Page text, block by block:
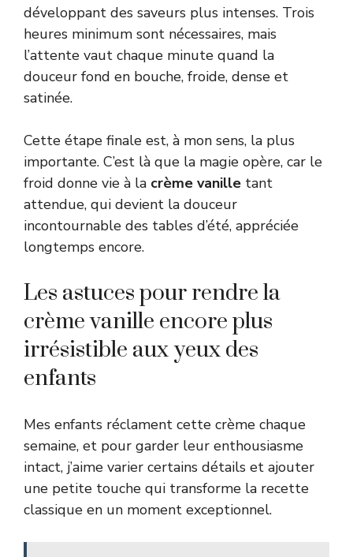
développant des saveurs plus intenses. Trois
heures minimum sont nécessaires, mais
l’attente vaut chaque minute quand la
douceur fond en bouche, froide, dense et
satinée.
Cette étape finale est, à mon sens, la plus
importante. C’est là que la magie opère, car le
froid donne vie à la crème vanille tant
attendue, qui devient la douceur
incontournable des tables d’été, appréciée
longtemps encore.
Les astuces pour rendre la
crème vanille encore plus
irrésistible aux yeux des
enfants
Mes enfants réclament cette crème chaque
semaine, et pour garder leur enthousiasme
intact, j’aime varier certains détails et ajouter
une petite touche qui transforme la recette
classique en un moment exceptionnel.